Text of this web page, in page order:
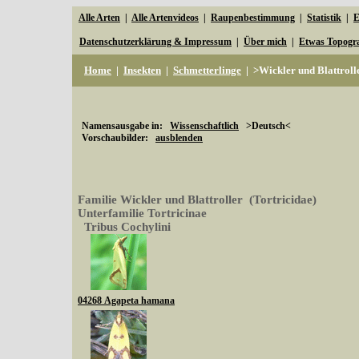
Alle Arten Alle Artenvideos Raupenbestimmung Statistik
Datenschutzerklärung & Impressum Über mich Etwas
Home | Insekten | Schmetterlinge | >Wickler und
Namensausgabe in: Wissenschaftlich >Deutsch<
Vorschaubilder: ausblenden
Familie Wickler und Blattroller (Tortricidae)
Unterfamilie Tortricinae
Tribus Cochylini
04268 Agapeta hamana